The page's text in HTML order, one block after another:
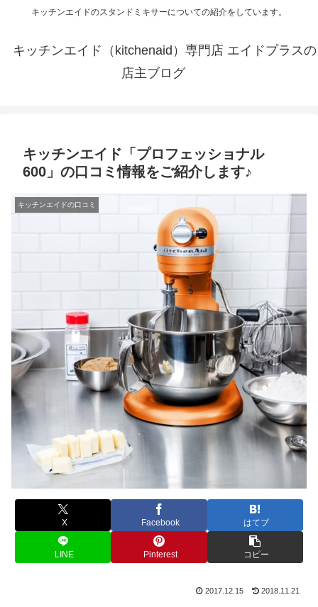
キッチンエイドのスタンドミキサーについての紹介をしています。
キッチンエイド（kitchenaid）専門店 エイドプラスの
店主ブログ
キッチンエイド「プロフェッショナル
600」の口コミ情報をご紹介します♪
キッチンエイドの口コミ
X Facebook はてブ
LINE Pinterest コピー
2017.12.15 2018.11.21